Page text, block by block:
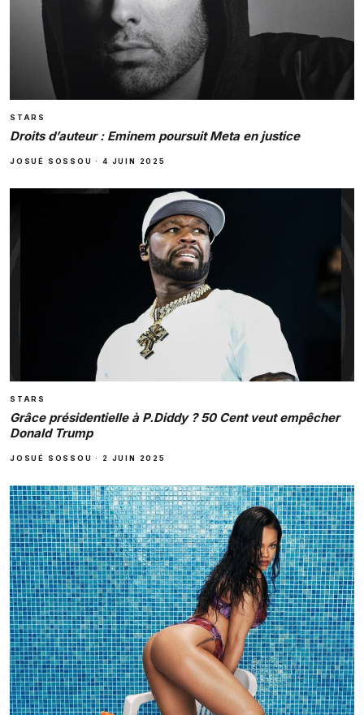
STARS
Droits d’auteur : Eminem poursuit Meta en justice
JOSUÉ SOSSOU ·4 JUIN 2025
STARS
Grâce présidentielle à P.Diddy ? 50 Cent veut empêcher
Donald Trump
JOSUÉ SOSSOU · 2 JUIN 2025